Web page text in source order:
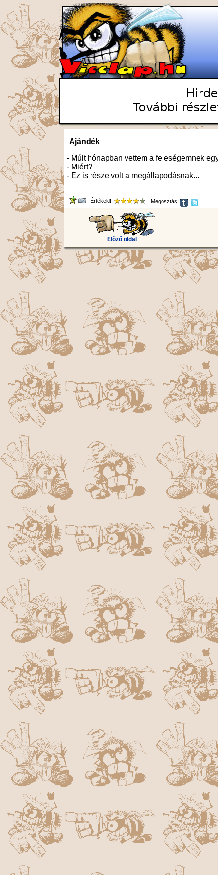
Ajándék
- Múlt hónapban vettem a feleségemnek
- Miért?
- Ez is része volt a megállapodásnak...
Értékeld! Megosztás:
Előző oldal